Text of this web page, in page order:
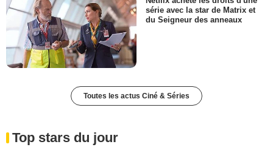
série avec la star de Matrix et
du Seigneur des anneaux
Toutes les actus Ciné & Séries
Top stars du jour